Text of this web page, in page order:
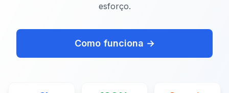
esforço.
Como funciona →